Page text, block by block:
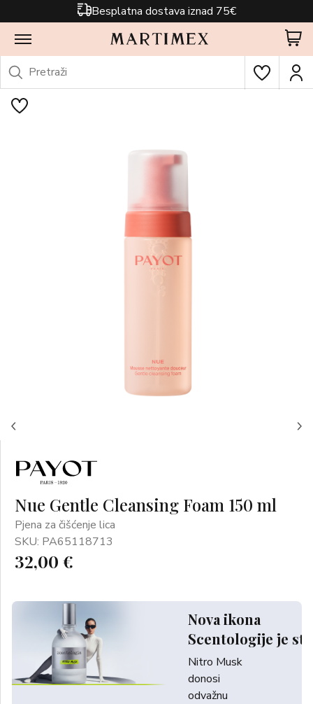
Besplatna dostava iznad 75€
Nue Gentle Cleansing Foam 150 ml
Pjena za čišćenje lica
SKU: PA65118713
32,00 €
Nova ikona
Scentologije je
Nitro Musk
donosi
odvažnu